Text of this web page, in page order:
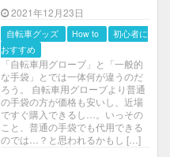
2021年12月23日
自転車グッズ How to
初心者におす
すめ
「自転車用グローブ」と「一般的
な手袋」とでは一体何が違うのだ
ろう。 自転車用グローブより普通
の手袋の方が価格も安いし、近場
ですぐ購入できるし…。いっその
こと、普通の手袋でも代用できる
のでは…？と思われるかもし […]